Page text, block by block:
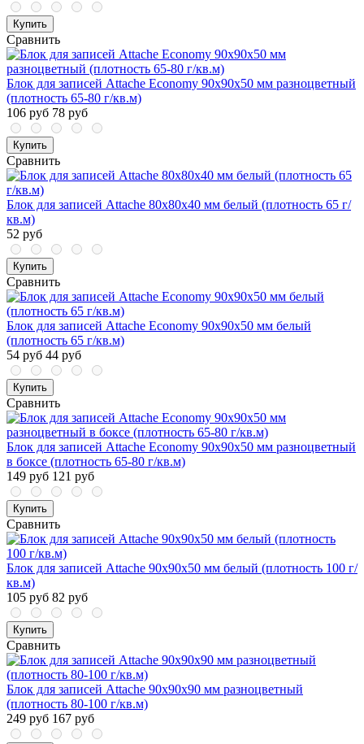
Купить
Сравнить
Блок для записей Attache Economy 90x90x50 мм разноцветный
(плотность 65-80 г/кв.м)
106 руб 78 руб
Купить
Сравнить
Блок для записей Attache 80x80x40 мм белый (плотность 65 г/
кв.м)
52 руб
Купить
Сравнить
Блок для записей Attache Economy 90x90x50 мм белый
(плотность 65 г/кв.м)
54 руб 44 руб
Купить
Сравнить
Блок для записей Attache Economy 90x90x50 мм разноцветный
в боксе (плотность 65-80 г/кв.м)
149 руб 121 руб
Купить
Сравнить
Блок для записей Attache 90x90x50 мм белый (плотность 100 г/
кв.м)
105 руб 82 руб
Купить
Сравнить
Блок для записей Attache 90x90x90 мм разноцветный
(плотность 80-100 г/кв.м)
249 руб 167 руб